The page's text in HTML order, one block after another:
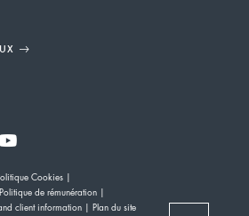
Ardian
on
on
Jobs
Cookies
Politique de rémunération
client information Plan du site